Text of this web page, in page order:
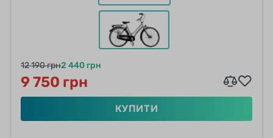
12 190 грн2 440 грн
9 750 грн
КУПИТИ